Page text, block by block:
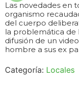
Las novedades en
organismo
del cuerpo
la problemática de
difusión de un
hombre a sus ex
Categoría: Locales